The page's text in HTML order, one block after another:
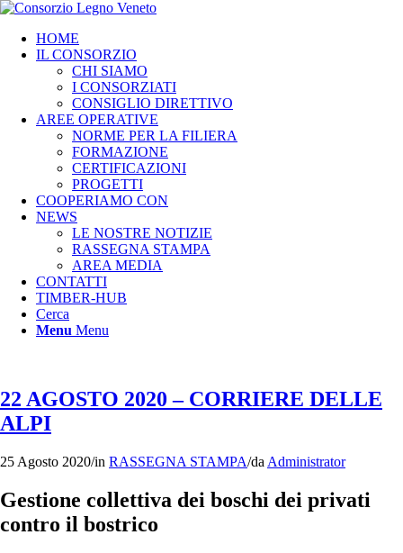
HOME
IL CONSORZIO
CHI SIAMO
I CONSORZIATI
CONSIGLIO DIRETTIVO
AREE OPERATIVE
NORME PER LA FILIERA
FORMAZIONE
CERTIFICAZIONI
PROGETTI
COOPERIAMO CON
NEWS
LE NOSTRE NOTIZIE
RASSEGNA STAMPA
AREA MEDIA
CONTATTI
TIMBER-HUB
Cerca
Menu Menu
22 AGOSTO 2020 – CORRIERE DELLE
ALPI
25 Agosto 2020/in RASSEGNA STAMPA/da Administrator
Gestione collettiva dei boschi dei privati
contro il bostrico